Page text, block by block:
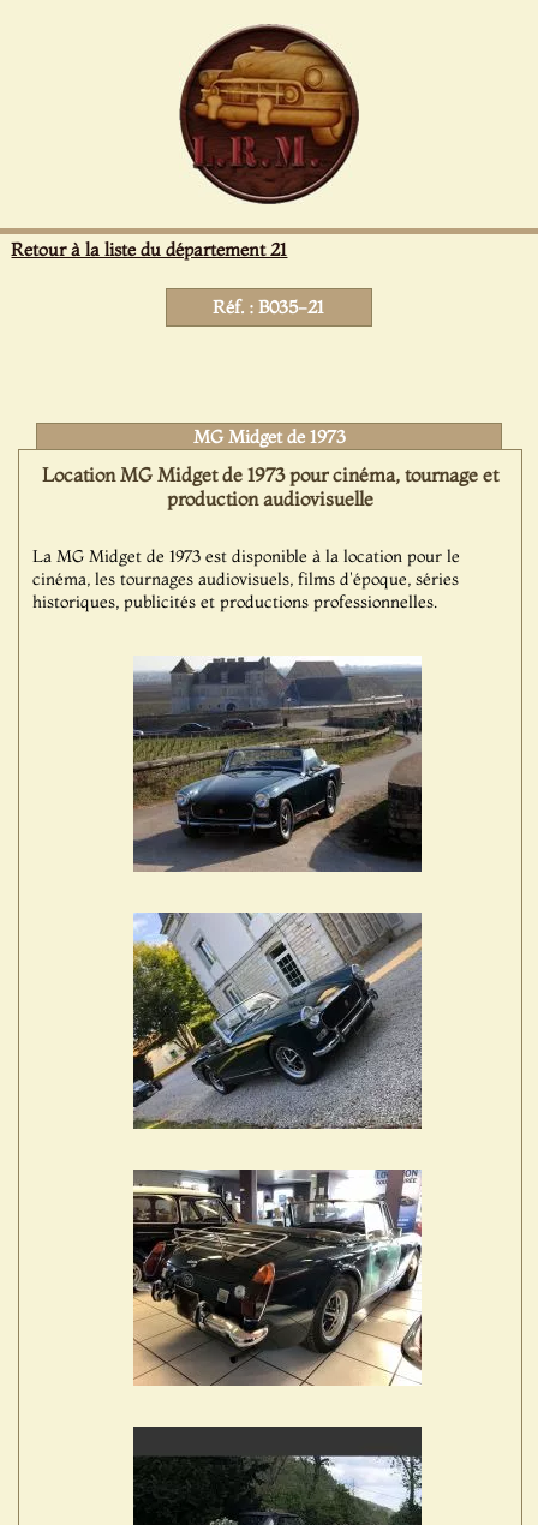
Retour à la liste du département 21
Réf. : B035-21
MG Midget de 1973
Location MG Midget de 1973 pour cinéma, tournage et
production audiovisuelle
La MG Midget de 1973 est disponible à la location pour le
cinéma, les tournages audiovisuels, films d'époque, séries
historiques, publicités et productions professionnelles.